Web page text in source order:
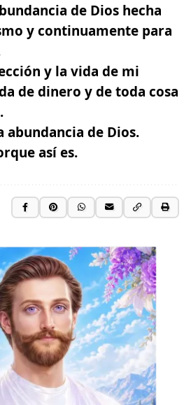
de Dios hecha
y continuamente para
y la vida de mi
de dinero y de toda cosa
abundancia de Dios.
así es.